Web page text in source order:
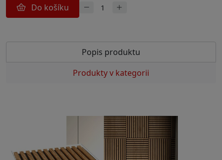
Do košíku
Popis produktu
Produkty v kategorii